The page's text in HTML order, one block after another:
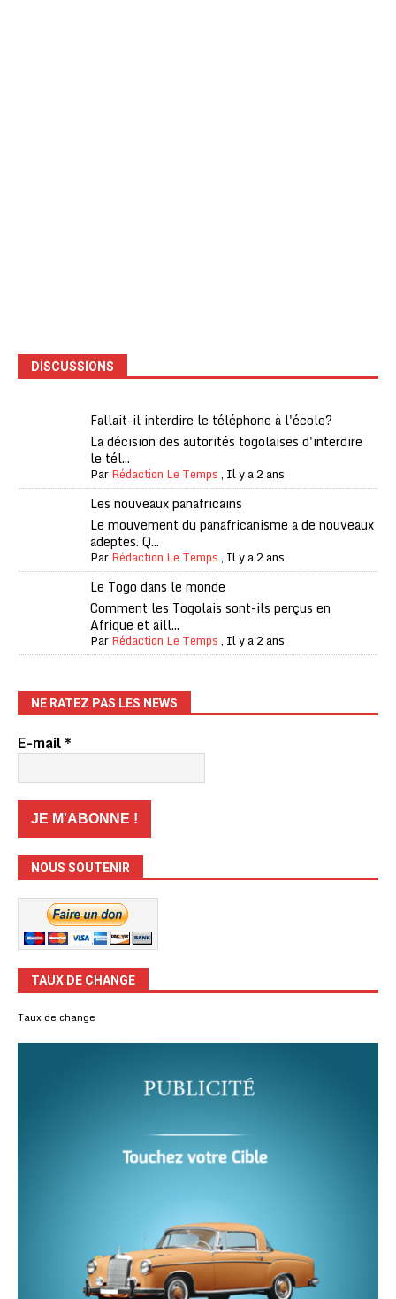
DISCUSSIONS
Fallait-il interdire le téléphone à l'école?
La décision des autorités togolaises d'interdire
le tél...
ParRédaction Le Temps, Il y a 2 ans
Les nouveaux panafricains
Le mouvement du panafricanisme a de nouveaux
adeptes. Q...
ParRédaction Le Temps, Il y a 2 ans
Le Togo dans le monde
Comment les Togolais sont-ils perçus en
Afrique et aill...
ParRédaction Le Temps, Il y a 2 ans
NE RATEZ PAS LES NEWS
E-mail*
NOUS SOUTENIR
TAUX DE CHANGE
Taux de change